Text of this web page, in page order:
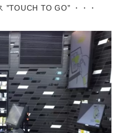
”TOUCH TO GO” ・・・